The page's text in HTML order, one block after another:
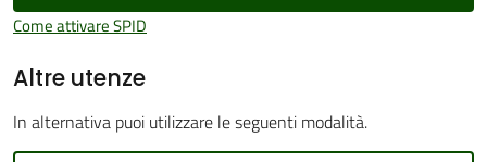
Amministrazione
Tutti
Come attivare SPID
Altre utenze
In alternativa puoi utilizzare le seguenti modalità.